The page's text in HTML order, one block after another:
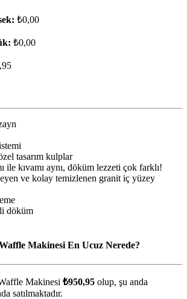
₺0,00
₺0,00
tasarım kulplar
ile kıvamı aynı, döküm lezzeti çok farklı!
ve kolay temizlenen granit iç yüzey
döküm
Makinesi En Ucuz Nerede?
Makinesi ₺950,95 olup, şu anda
satılmaktadır.